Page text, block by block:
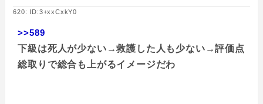
620: ID:3+xxCxkY0
>>589
下級は死人が少ない→救護した人も少ない→評価点
総取りで総合も上がるイメージだわ